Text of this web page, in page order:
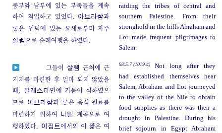
중부와 남부에 있는 부족들을 계속
하여 침입하고 있었다.
아브라함과
롯은 언덕에 있는 요새로부터 자주
살렘으로 순례여행을 하였다.
raiding the tribes of central and
southern Palestine. From their
stronghold in the hills Abraham and
Lot made frequent pilgrimages to
Salem.
그들이 살렘
근처에 근
거지를 마련한 후 얼마 되지 않았을
때,
팔레스타인에 가뭄이 심하였으
므로 아브라함과 롯은 음식 원료를
마련하기 위하여
나일
계곡으로 여
행하였다.
이집트에서의 이 짧은 여
93:5.7 (1019.4)
Not long after they
had established themselves near
Salem, Abraham and Lot journeyed
to the valley of the Nile to obtain
food supplies as there was then a
drought in Palestine. During his
brief sojourn in Egypt Abraham